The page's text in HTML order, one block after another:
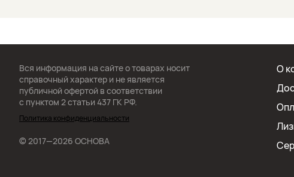
Вся информация на сайте о товарах носит
справочный характер и не является
публичной офертой в соответствии
с пунктом 2 статьи 437 ГК РФ.
Политика конфиденциальности
© 2017—2026 ОСНОВА
О